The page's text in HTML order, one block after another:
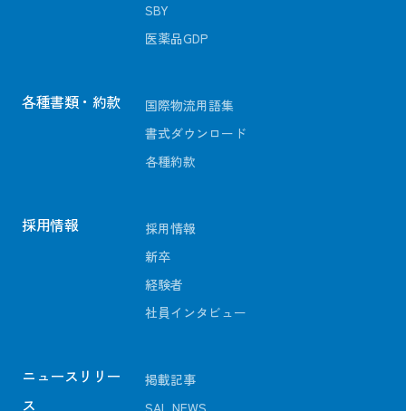
SBY
医薬品GDP
各種書類・約款
国際物流用語集
書式ダウンロード
各種約款
採用情報
採用情報
新卒
経験者
社員インタビュー
ニュースリリー
ス
掲載記事